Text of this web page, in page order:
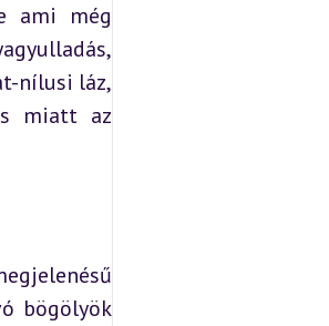
ami még
nílusi láz,
miatt az
bögölyök